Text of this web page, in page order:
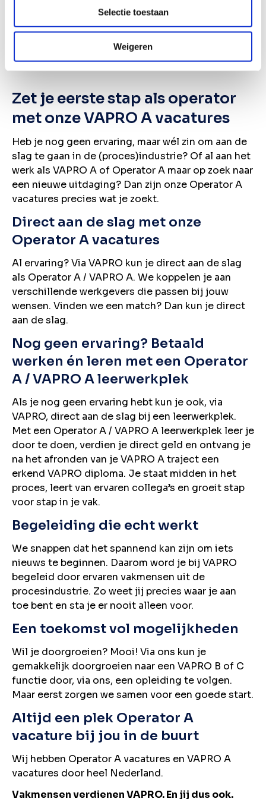
Selectie toestaan
Weigeren
Schrijf je in voor onze vacature alert!
Zet je eerste stap als operator
met onze VAPRO A vacatures
Heb je nog geen ervaring, maar wél zin om aan de
slag te gaan in de (proces)industrie? Of al aan het
werk als VAPRO A of Operator A maar op zoek naar
een nieuwe uitdaging? Dan zijn onze Operator A
vacatures precies wat je zoekt.
Direct aan de slag met onze
Operator A vacatures
Al ervaring? Via VAPRO kun je direct aan de slag
als Operator A / VAPRO A. We koppelen je aan
verschillende werkgevers die passen bij jouw
wensen. Vinden we een match? Dan kun je direct
aan de slag.
Nog geen ervaring? Betaald
werken én leren met een Operator
A / VAPRO A leerwerkplek
Als je nog geen ervaring hebt kun je ook, via
VAPRO, direct aan de slag bij een leerwerkplek.
Met een Operator A / VAPRO A leerwerkplek leer je
door te doen, verdien je direct geld en ontvang je
na het afronden van je VAPRO A traject een
erkend VAPRO diploma. Je staat midden in het
proces, leert van ervaren collega’s en groeit stap
voor stap in je vak.
Begeleiding die echt werkt
We snappen dat het spannend kan zijn om iets
nieuws te beginnen. Daarom word je bij VAPRO
begeleid door ervaren vakmensen uit de
procesindustrie. Zo weet jij precies waar je aan
toe bent en sta je er nooit alleen voor.
Een toekomst vol mogelijkheden
Wil je doorgroeien? Mooi! Via ons kun je
gemakkelijk doorgroeien naar een VAPRO B of C
functie door, via ons, een opleiding te volgen.
Maar eerst zorgen we samen voor een goede start.
Altijd een plek Operator A
vacature bij jou in de buurt
Wij hebben Operator A vacatures en VAPRO A
vacatures door heel Nederland.
Vakmensen verdienen VAPRO. En jij dus ook.